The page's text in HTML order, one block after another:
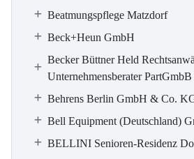
Beatmungspflege Matzdorf
Beck+Heun GmbH
Becker Büttner Held
Unternehmensberater PartGmbB
Behrens Berlin GmbH & Co.
Bell Equipment (Deutschland)
BELLINI Senioren-Residenz